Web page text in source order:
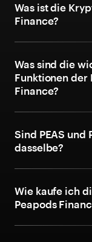
Was ist die
Finance?
Was sind die
Funktionen der
Finance?
Sind PEAS und
dasselbe?
Wie kaufe ich
Peapods